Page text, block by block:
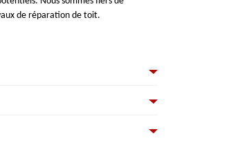
de réparation de toit.
peuvent être des risques pour la
pas, nous sommes à votre service.
pour empêcher l’expansion de l’eau